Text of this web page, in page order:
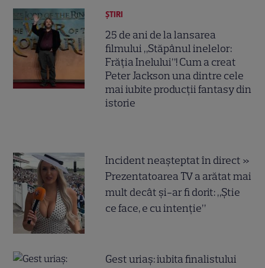
ȘTIRI
25 de ani de la lansarea
filmului „Stăpânul inelelor:
Frăția Inelului”! Cum a creat
Peter Jackson una dintre cele
mai iubite producții fantasy din
istorie
Incident neașteptat în direct »
Prezentatoarea TV a arătat mai
mult decât și-ar fi dorit: „Știe
ce face, e cu intenție”
Gest uriaș: iubita finalistului